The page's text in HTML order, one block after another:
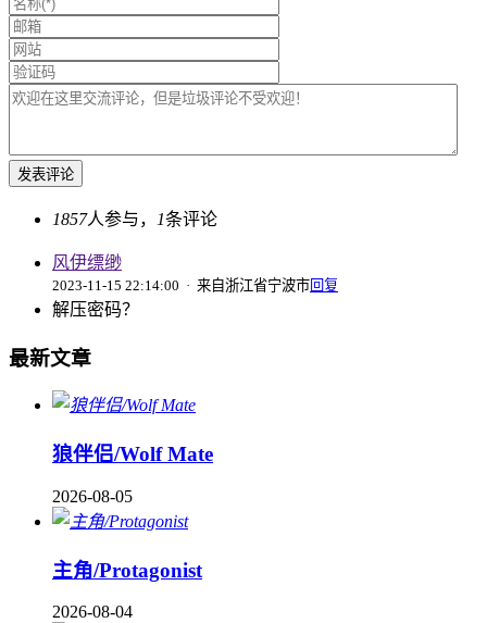
1857人参与， 1条评论
风伊缥缈
2023-11-15 22:14:00 · 来自浙江省宁波市 回复
解压密码？
最新文章
狼伴侣/Wolf Mate
2026-08-05
主角/Protagonist
2026-08-04